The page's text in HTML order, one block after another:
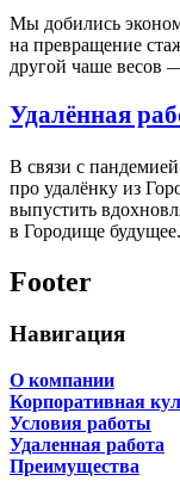
Мы добились
на превращение
другой чаше весов
Удалённая
В связи с
про удалёнку из
выпустить
в Городище будущее.
Footer
Навигация
О компании
Корпоративная
Условия работы
Удаленная работа
Преимущества